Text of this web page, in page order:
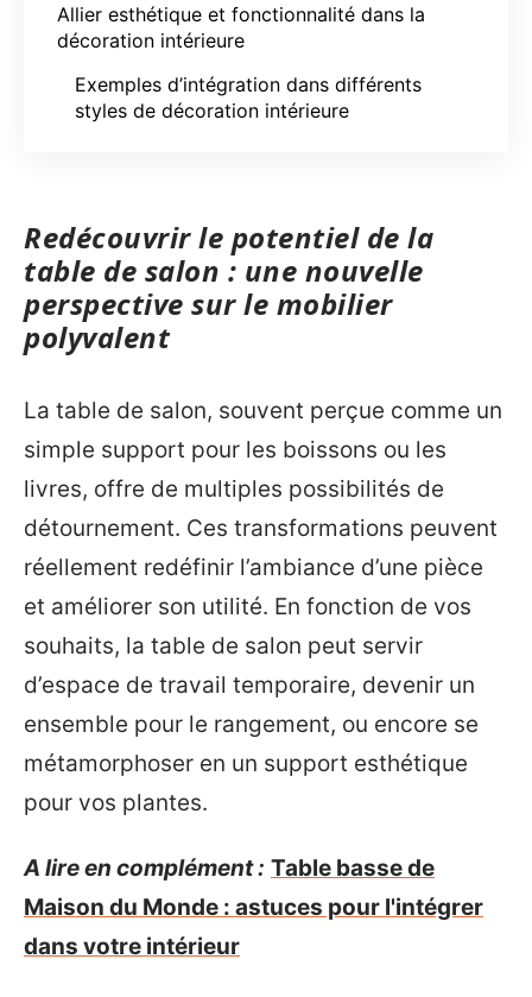
Allier esthétique et fonctionnalité dans la
décoration intérieure
Exemples d’intégration dans différents
styles de décoration intérieure
Redécouvrir le potentiel de la
table de salon : une nouvelle
perspective sur le mobilier
polyvalent
La table de salon, souvent perçue comme un
simple support pour les boissons ou les
livres, offre de multiples possibilités de
détournement. Ces transformations peuvent
réellement redéfinir l’ambiance d’une pièce
et améliorer son utilité. En fonction de vos
souhaits, la table de salon peut servir
d’espace de travail temporaire, devenir un
ensemble pour le rangement, ou encore se
métamorphoser en un support esthétique
pour vos plantes.
A lire en complément : Table basse de
Maison du Monde : astuces pour l'intégrer
dans votre intérieur